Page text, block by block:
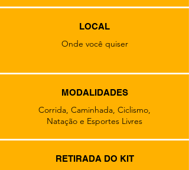
LOCAL
Onde você quiser
MODALIDADES
Corrida, Caminhada, Ciclismo,
Natação e Esportes Livres
RETIRADA DO KIT